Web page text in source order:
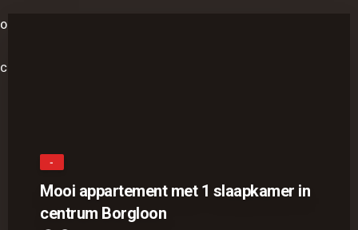
OVER ONS
CONTACT
-
Mooi appartement met 1 slaapkamer in
centrum Borgloon